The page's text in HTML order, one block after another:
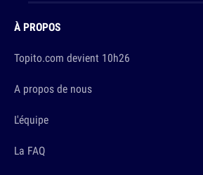
À PROPOS
Topito.com devient 10h26
A propos de nous
L'équipe
La FAQ